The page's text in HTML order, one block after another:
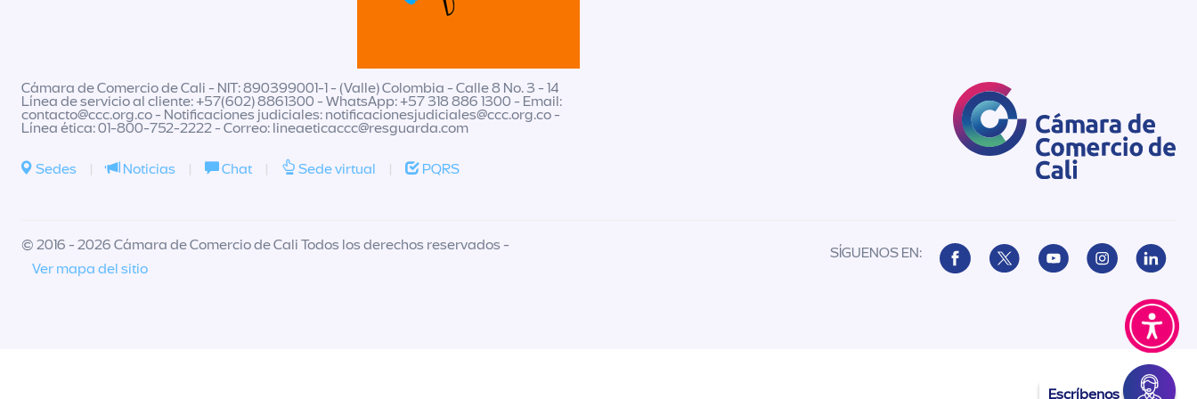
Escríbenos
Cámara de Comercio de Cali - NIT: 890399001-1 - (Valle) Colombia - Calle 8 No. 3 - 14
Línea de servicio al cliente: +57(602) 8861300 - WhatsApp: +57 318 886 1300 - Email:
contacto@ccc.org.co- Notificaciones judiciales: notificacionesjudiciales@ccc.org.co-
Línea ética: 01-800-752-2222 - Correo: lineaeticaccc@resguarda.com
Sedes | Noticias | Chat | Sede virtual | PQRS
© 2016 - 2026 Cámara de Comercio de Cali Todos los derechos reservados -
Ver mapa del sitio
SÍGUENOS EN: